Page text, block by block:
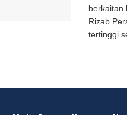
berkaitan
Rizab
tertinggi